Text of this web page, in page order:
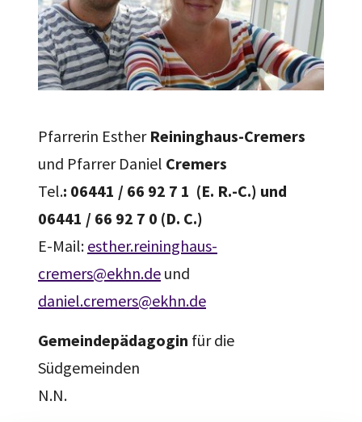
Pfarrerin Esther Reininghaus-Cremers
und Pfarrer Daniel Cremers
Tel.: 06441 / 66 92 7 1 (E. R.-C.) und
06441 / 66 92 7 0 (D. C.)
E-Mail: esther.reininghaus-
cremers@ekhn.de und
daniel.cremers@ekhn.de
Gemeindepädagogin für die
Südgemeinden
N.N.